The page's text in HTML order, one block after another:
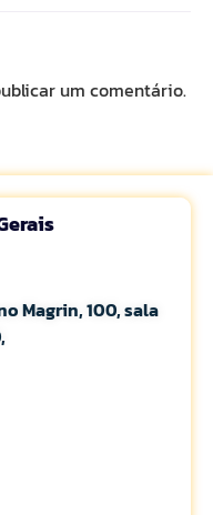
um comentário.
Magrin, 100, sala